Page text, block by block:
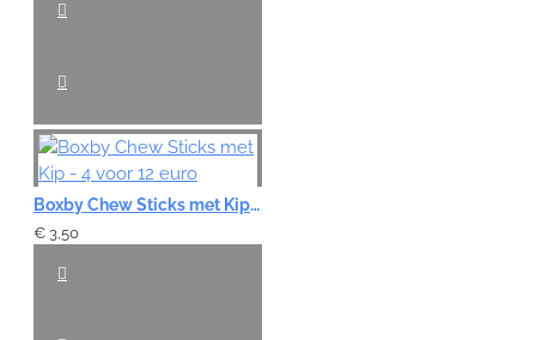
Boxby Chew Sticks met Kip - 4 voor 12 euro
€ 3,50